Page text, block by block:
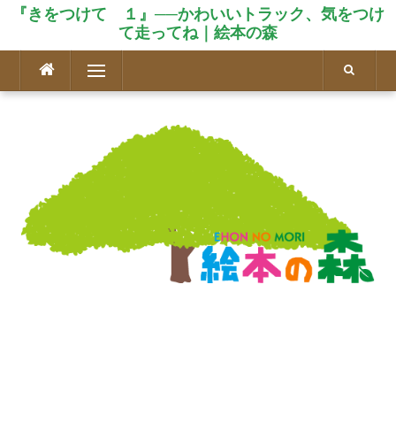
『きをつけて １』──かわいいトラック、気をつけ
て走ってね｜絵本の森
テ
メニュー